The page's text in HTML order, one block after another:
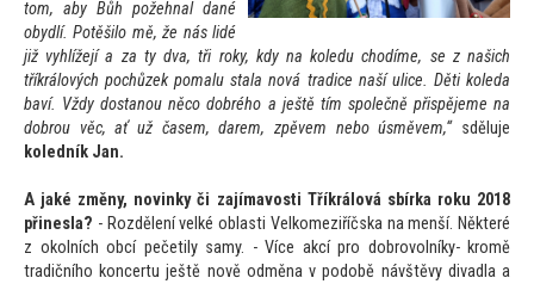
tom, aby Bůh požehnal dané
obydlí. Potěšilo mě, že nás lidé
již vyhlížejí a za ty dva, tři roky, kdy na koledu chodíme, se z našich
tříkrálových pochůzek pomalu stala nová tradice naší ulice. Děti koleda
baví. Vždy dostanou něco dobrého a ještě tím společně přispějeme na
dobrou věc, ať už časem, darem, zpěvem nebo úsměvem,“sděluje
koledník Jan.
A jaké změny, novinky či zajímavosti Tříkrálová sbírka roku 2018
přinesla? - Rozdělení velké oblasti Velkomeziříčska na menší. Některé
z okolních obcí pečetily samy. - Více akcí pro dobrovolníky- kromě
tradičního koncertu ještě nově odměna v podobě návštěvy divadla a